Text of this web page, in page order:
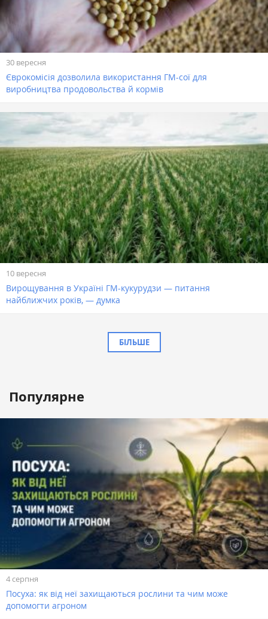
30 вересня
Єврокомісія дозволила використання ГМ-сої для
виробництва продовольства й кормів
10 вересня
Вирощування в Україні ГМ-кукурудзи — питання
найближчих років, — думка
БІЛЬШЕ
Популярне
4 серпня
Посуха: як від неї захищаються рослини та чим може
допомогти агроном